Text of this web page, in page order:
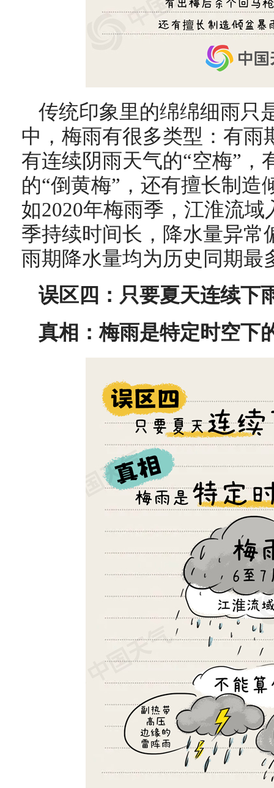
传统印象里的绵绵细雨只
中，梅雨有很多类型：有雨
有连续阴雨天气的“空梅”，
的“倒黄梅”，还有擅长制造
如2020年梅雨季，江淮流
季持续时间长，降水量异常
雨期降水量均为历史同期最
误区四：只要夏天连续下
真相：梅雨是特定时空下